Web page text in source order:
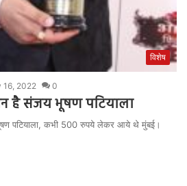
विशेष
16, 2022 0
है संजय भूषण पटियाला
पटियाला, कभी 500 रुपये लेकर आये थे मुंबई।